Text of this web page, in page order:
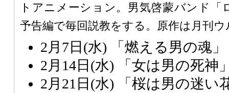
トアニメーション。男気啓蒙バンド
予告編で毎回説教をする。原作は月刊
2月7日(水) 「燃える男の魂」
2月14日(水) 「女は男の死神
2月21日(水) 「桜は男の迷い